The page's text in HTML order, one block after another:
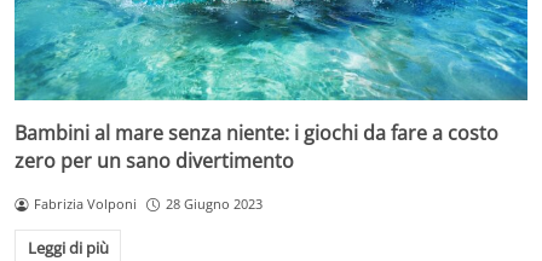
Bambini al mare senza niente: i giochi da fare a costo
zero per un sano divertimento
Fabrizia Volponi 28 Giugno 2023
Leggi di più